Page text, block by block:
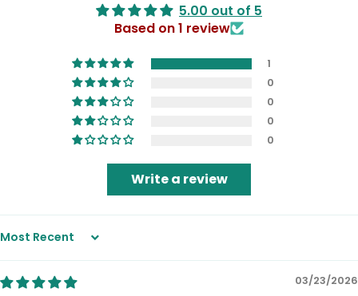
5.00 out of 5
Based on 1 review
1
0
0
0
0
Write a review
Sort by
03/23/2026